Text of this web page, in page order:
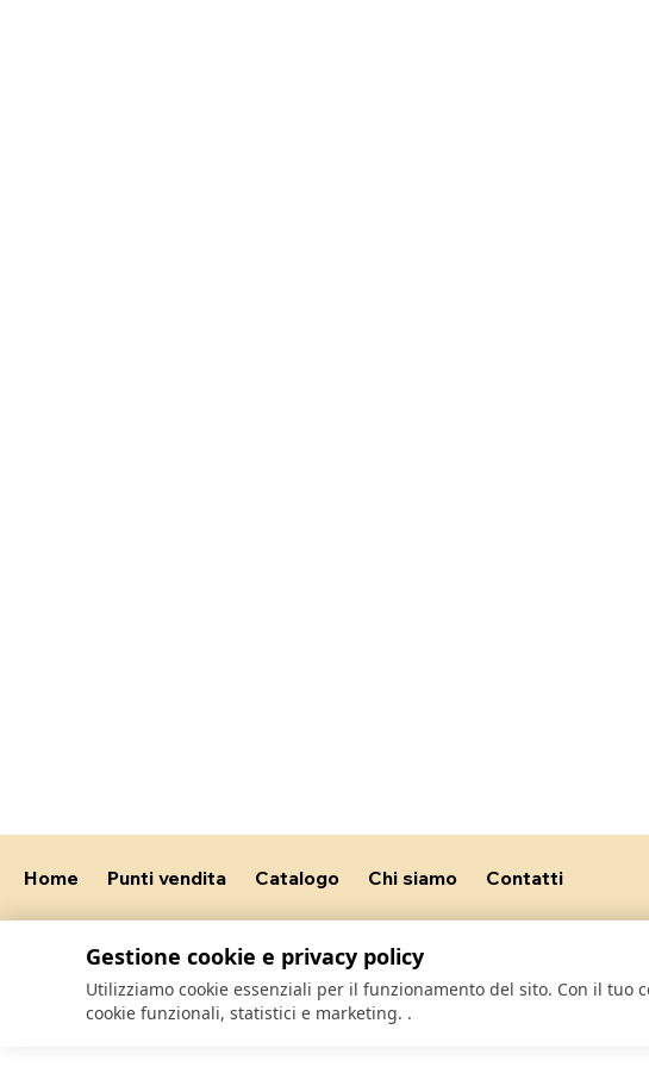
Home Punti vendita Catalogo Chi siamo Contatti
Gestione cookie e privacy policy
Utilizziamo cookie essenziali per il funzionamento del sito. Con il tuo
cookie funzionali, statistici e marketing. .